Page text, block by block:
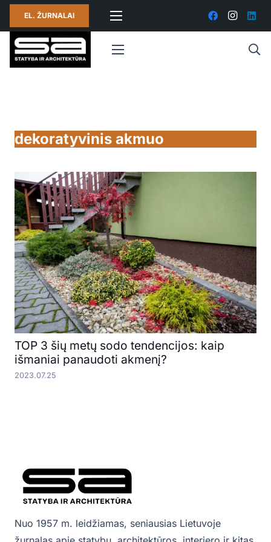
EL. ŽURNALAI
dekoratyvinis akmuo
TOP 3 šių metų sodo tendencijos: kaip
išmaniai panaudoti akmenį?
2023.07.25
Nuo 1957 m. leidžiamas, seniausias Lietuvoje